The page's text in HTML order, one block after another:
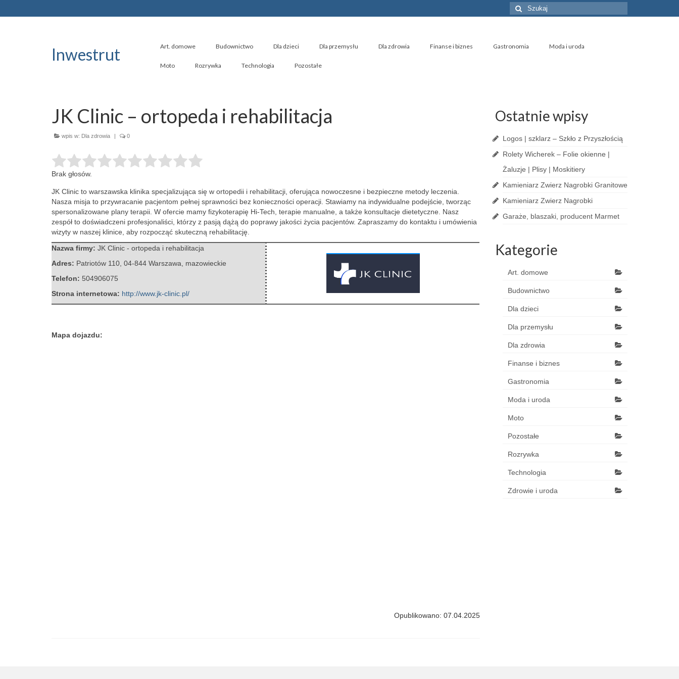
Szuklaj
w:
Inwestrut Art. domowe Budownictwo Dla dzieci Dla przemysłu Dla zdrowia Finanse i biznes Gastronomia Moda i uroda
Moto Rozrywka Technologia Pozostałe
JK Clinic – ortopeda i rehabilitacja
wpis w: Dla zdrowia | 0
Brak głosów.
JK Clinic to warszawska klinika specjalizująca się w ortopedii i rehabilitacji, oferująca nowoczesne i bezpieczne metody leczenia.
Nasza misja to przywracanie pacjentom pełnej sprawności bez konieczności operacji. Stawiamy na indywidualne podejście, tworząc
spersonalizowane plany terapii. W ofercie mamy fizykoterapię Hi-Tech, terapie manualne, a także konsultacje dietetyczne. Nasz
zespół to doświadczeni profesjonaliści, którzy z pasją dążą do poprawy jakości życia pacjentów. Zapraszamy do kontaktu i umówienia
wizyty w naszej klinice, aby rozpocząć skuteczną rehabilitację.
Nazwa firmy: JK Clinic - ortopeda i rehabilitacja
Adres: Patriotów 110 04-844 Warszawa
mazowieckie
Telefon: 504906075
Strona internetowa: http://www.jk-clinic.pl/
Mapa dojazdu:
Opublikowano: 07.04.2025
Ostatnie wpisy
Logos | szklarz – Szkło z Przyszłością
Rolety Wicherek – Folie okienne |
Żaluzje | Plisy | Moskitiery
Kamieniarz Zwierz Nagrobki Granitowe
Kamieniarz Zwierz Nagrobki
Garaże, blaszaki, producent Marmet
Kategorie
Art. domowe
Budownictwo
Dla dzieci
Dla przemysłu
Dla zdrowia
Finanse i biznes
Gastronomia
Moda i uroda
Moto
Pozostałe
Rozrywka
Technologia
Zdrowie i uroda